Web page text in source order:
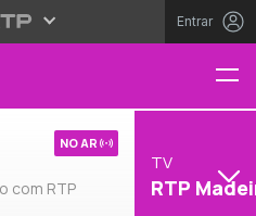
Entrar
com RTP
NO AR
TV
RTP